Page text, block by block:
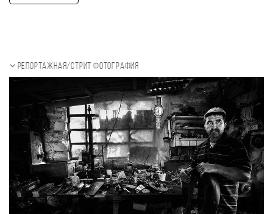
Репортажная/Стрит фотография